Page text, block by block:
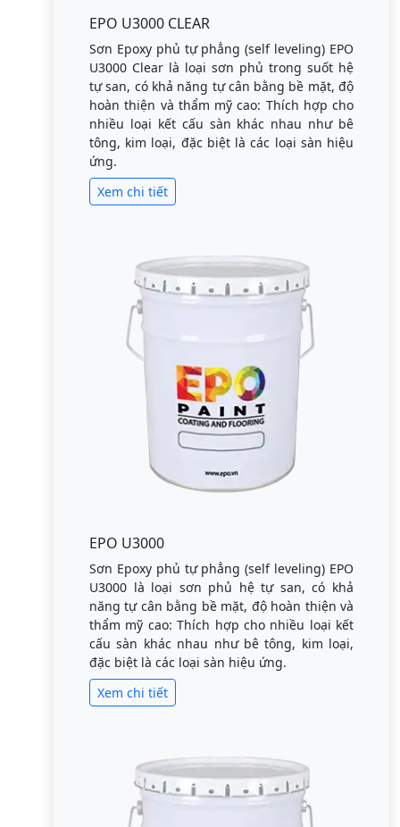
EPO U3000 CLEAR
Sơn Epoxy phủ tự phẳng (self leveling) EPO
U3000 Clear là loại sơn phủ trong suốt hệ
tự san, có khả năng tự cân bằng bề mặt, độ
hoàn thiện và thẩm mỹ cao: Thích hợp cho
nhiều loại kết cấu sàn khác nhau như bê
tông, kim loại, đặc biệt là các loại sàn hiệu
ứng.
Xem chi tiết
EPO U3000
Sơn Epoxy phủ tự phẳng (self leveling) EPO
U3000 là loại sơn phủ hệ tự san, có khả
năng tự cân bằng bề mặt, độ hoàn thiện và
thẩm mỹ cao: Thích hợp cho nhiều loại kết
cấu sàn khác nhau như bê tông, kim loại,
đặc biệt là các loại sàn hiệu ứng.
Xem chi tiết